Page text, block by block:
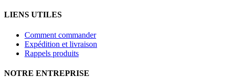
LIENS UTILES
Comment commander
Expédition et livraison
Rappels produits
NOTRE ENTREPRISE